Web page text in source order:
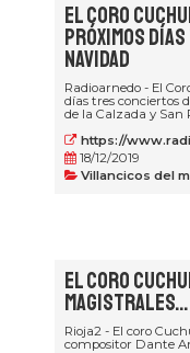
El Coro
próximos
Navidad
Radioarnedo - El
días tres conciertos
de la Calzada y San
https://www.radioarnedo.com/2019/12/arnedo/el-coro-
18/12/2019
Villancicos del
El coro
magistrales...
Rioja2 - El coro
compositor Dante